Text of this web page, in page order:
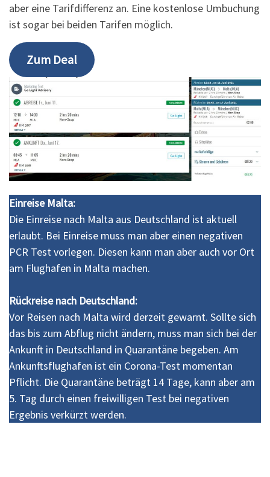
aber eine Tarifdifferenz an. Eine kostenlose Umbuchung
ist sogar bei beiden Tarifen möglich.
Zum Deal
Einreise Malta:
Die Einreise nach Malta aus Deutschland ist aktuell
erlaubt. Bei Einreise muss man aber einen negativen
PCR Test vorlegen. Diesen kann man aber auch vor Ort
am Flughafen in Malta machen.
Rückreise nach Deutschland:
Vor Reisen nach Malta wird derzeit gewarnt. Sollte sich
das bis zum Abflug nicht ändern, muss man sich bei der
Ankunft in Deutschland in Quarantäne begeben. Am
Ankunftsflughafen ist ein Corona-Test momentan
Pflicht. Die Quarantäne beträgt 14 Tage, kann aber am
5. Tag durch einen freiwilligen Test bei negativen
Ergebnis verkürzt werden.